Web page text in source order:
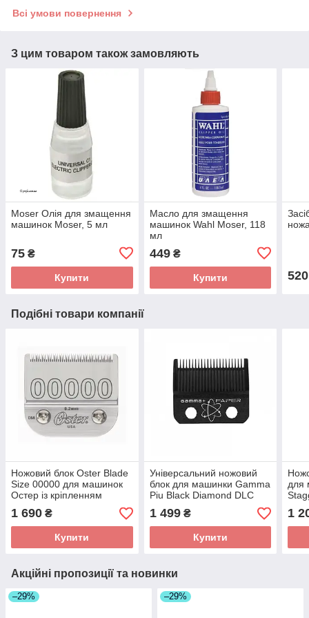
Всі умови повернення
З цим товаром також замовляють
Moser Олія для змащення
машинок Moser, 5 мл
75 ₴
Купити
Масло для змащення
машинок Wahl Moser, 118
мл
449₴
Купити 520
Подібні товари компанії
Ножовий блок Oster Blade
Size 00000 для машинок
Остер із кріпленням
стандарту А5 (0.2 мм)
1 690 ₴
Купити
Універсальний ножовий
блок для машинки Gamma
Piu Black Diamond DLC
Faper 15663
1 499₴
Купити
для
1
Акційні пропозиції та новинки
–29% –29%